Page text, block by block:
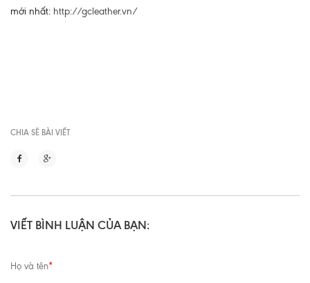
mới nhất: http://gcleather.vn/
CHIA SẼ BÀI VIẾT
VIẾT BÌNH LUẬN CỦA BẠN:
Họ và tên*